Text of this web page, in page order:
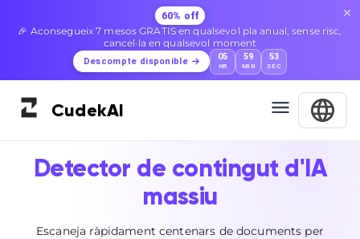
60% off
🎉 Aconsegueix 7 mesos GRATIS en qualsevol pla anual, sense risc,
cancel·la en qualsevol moment
Descompte disponible 05
HR
59
MIN
52
SEC
CudekAI
Detector de contingut d'IA
massiu
Escaneja ràpidament centenars de documents per